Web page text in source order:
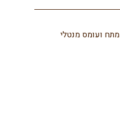
ועומס מנטלי